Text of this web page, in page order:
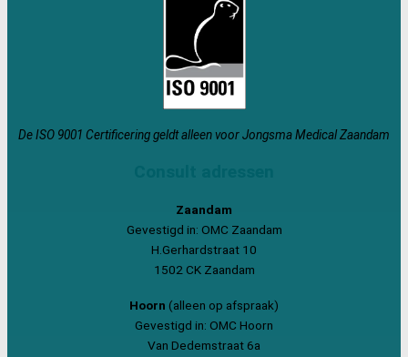
De ISO 9001 Certificering geldt alleen voor Jongsma Medical Zaandam
Zaandam
Gevestigd in: OMC Zaandam
H.Gerhardstraat 10
1502 CK Zaandam
Hoorn (alleen op afspraak)
Gevestigd in: OMC Hoorn
Van Dedemstraat 6a